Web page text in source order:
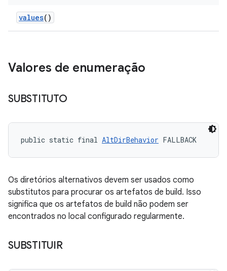
values()
Valores de enumeração
SUBSTITUTO
public static final AltDirBehavior FALLBACK
Os diretórios alternativos devem ser usados como
substitutos para procurar os artefatos de build. Isso
significa que os artefatos de build não podem ser
encontrados no local configurado regularmente.
SUBSTITUIR